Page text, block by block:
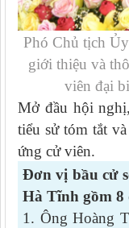
Phó Chủ tịch
giới thiệu và
viên đại
Mở đầu hội
tiểu sử tóm tắt
ứng cử viên.
Đơn vị bầu cử
Hà Tĩnh gồm 8
1. Ông Hoàng